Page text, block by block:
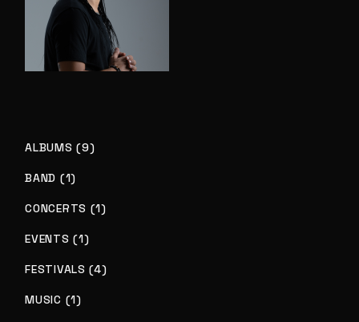
ALBUMS (9)
BAND (1)
CONCERTS (1)
EVENTS (1)
FESTIVALS (4)
MUSIC (1)